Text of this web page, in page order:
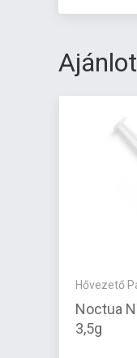
Hővezető
Noctua
3,5g